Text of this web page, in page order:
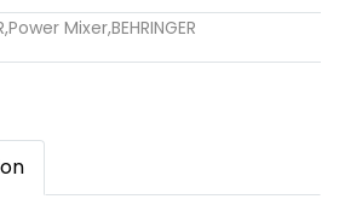
,Power Mixer,BEHRINGER